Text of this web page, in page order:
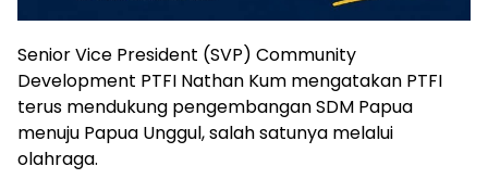
Senior Vice President (SVP) Community
Development PTFI Nathan Kum mengatakan PTFI
terus mendukung pengembangan SDM Papua
menuju Papua Unggul, salah satunya melalui
olahraga.